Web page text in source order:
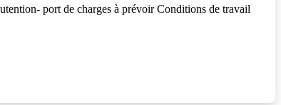
port de charges à prévoir Conditions de travail